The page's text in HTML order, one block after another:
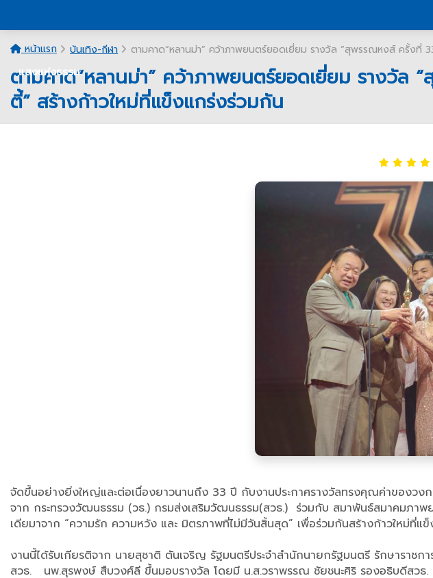
แสงแห่งธรรม
หน้าแรก บันเทิง-กีฬา ตามคาด“หลานม่า” คว้าภาพยนตร์ยอดเยี่ยม รางวัล “สุพรรณหงส์ ครั้งที่
ตามคาด“หลานม่า” คว้าภาพยนตร์ยอดเยี่ยม รางวัล
ตี้” สร้างก้าวใหม่ที่แข็งแกร่งร่วมกัน
จัดขึ้นอย่างยิ่งใหญ่และต่อเนื่องยาวนานถึง 33 ปี กับงานประกาศรางวัลทรงคุณค่าของว
จาก กระทรวงวัฒนธรรม (วธ.) กรมส่งเสริมวัฒนธรรม(สวธ.) ร่วมกับ สมาพันธ์สมาคมภา
เดียมาจาก “ความรัก ความหวัง และ มิตรภาพที่ไม่มีวันสิ้นสุด” เพื่อร่วมกันสร้างก้าวใหม่
งานนี้ได้รับเกียรติจาก นายสุชาติ ตันเจริญ รัฐมนตรีประจำสำนักนายกรัฐมนตรี รักษาร
สวธ. นพ.สุรพงษ์ สืบวงศ์ลี ขึ้นมอบรางวัล โดยมี น.ส.วราพรรณ ชัยชนะศิริ รองอธิบดีสวธ